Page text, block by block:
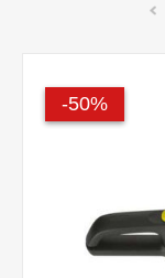
50%-